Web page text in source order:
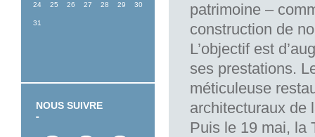
24 25 26 27 28 29 30
31
NOUS SUIVRE
patrimoine –
construction de
L’objectif est
ses prestations.
méticuleuse
architecturaux de
Puis le 19 mai, la